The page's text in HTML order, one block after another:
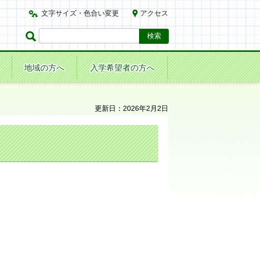
文字サイズ・色合い変更 アクセス
地域の方へ 入学希望者の方へ
更新日：2026年2月2日